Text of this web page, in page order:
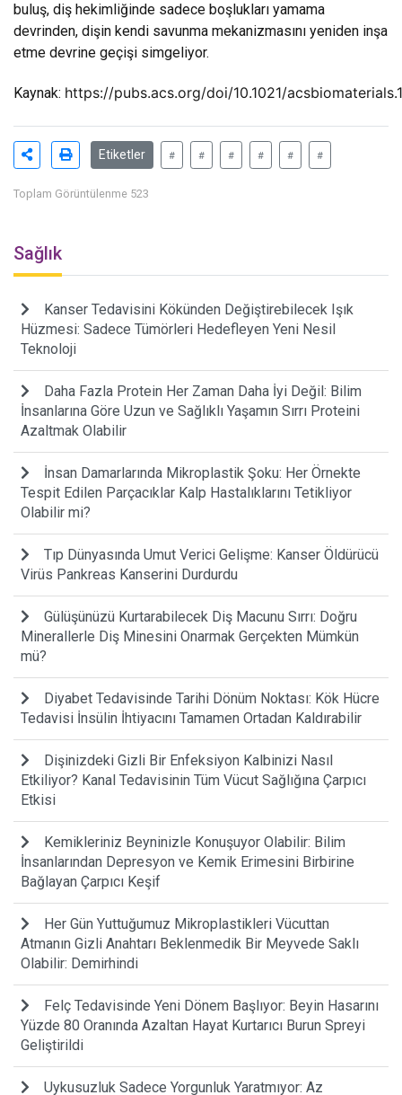
buluş, diş hekimliğinde sadece boşlukları yamama
devrinden, dişin kendi savunma mekanizmasını yeniden inşa
etme devrine geçişi simgeliyor.
Kaynak: https://pubs.acs.org/doi/10.1021/
Etiketler # # # # # #
Toplam Görüntülenme 523
Sağlık
Kanser Tedavisini Kökünden Değiştirebilecek Işık
Hüzmesi: Sadece Tümörleri Hedefleyen Yeni Nesil
Teknoloji
Daha Fazla Protein Her Zaman Daha İyi Değil: Bilim
İnsanlarına Göre Uzun ve Sağlıklı Yaşamın Sırrı Proteini
Azaltmak Olabilir
İnsan Damarlarında Mikroplastik Şoku: Her Örnekte
Tespit Edilen Parçacıklar Kalp Hastalıklarını Tetikliyor
Olabilir mi?
Tıp Dünyasında Umut Verici Gelişme: Kanser Öldürücü
Virüs Pankreas Kanserini Durdurdu
Gülüşünüzü Kurtarabilecek Diş Macunu Sırrı: Doğru
Minerallerle Diş Minesini Onarmak Gerçekten Mümkün
mü?
Diyabet Tedavisinde Tarihi Dönüm Noktası: Kök Hücre
Tedavisi İnsülin İhtiyacını Tamamen Ortadan Kaldırabilir
Dişinizdeki Gizli Bir Enfeksiyon Kalbinizi Nasıl
Etkiliyor? Kanal Tedavisinin Tüm Vücut Sağlığına Çarpıcı
Etkisi
Kemikleriniz Beyninizle Konuşuyor Olabilir: Bilim
İnsanlarından Depresyon ve Kemik Erimesini Birbirine
Bağlayan Çarpıcı Keşif
Her Gün Yuttuğumuz Mikroplastikleri Vücuttan
Atmanın Gizli Anahtarı Beklenmedik Bir Meyvede Saklı
Olabilir: Demirhindi
Felç Tedavisinde Yeni Dönem Başlıyor: Beyin Hasarını
Yüzde 80 Oranında Azaltan Hayat Kurtarıcı Burun Spreyi
Geliştirildi
Uykusuzluk Sadece Yorgunluk Yaratmıyor: Az